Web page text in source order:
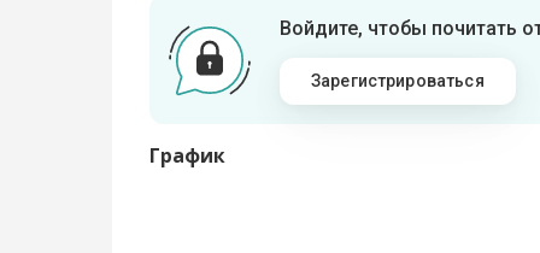
Войдите, чтобы почитать
Зарегистрироваться
График